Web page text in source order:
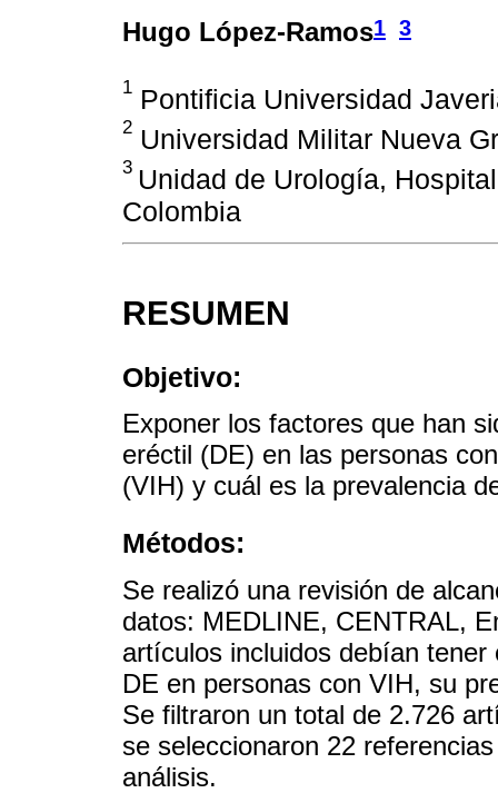
Hugo López-Ramos1 3
1 Pontificia Universidad
2 Universidad Militar Nueva
3 Unidad de Urología,
Colombia
RESUMEN
Objetivo:
Exponer los factores que han
eréctil (DE) en las personas
(VIH) y cuál es la prevalencia
Métodos:
Se realizó una revisión de
datos: MEDLINE, CENTRAL,
artículos incluidos debían
DE en personas con VIH, su
Se filtraron un total de 2.726
se seleccionaron 22
análisis.